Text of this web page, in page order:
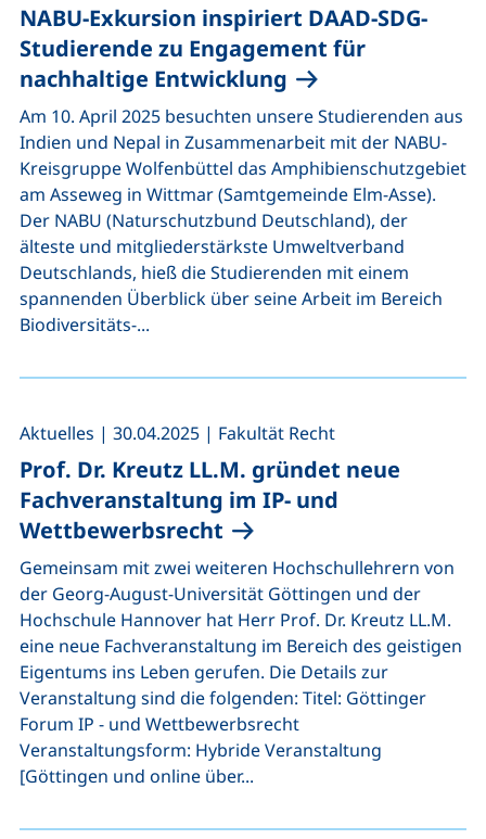
NABU-Exkursion inspiriert DAAD-SDG-
Studierende zu Engagement für
nachhaltige Entwicklung
Am 10. April 2025 besuchten unsere Studierenden aus
Indien und Nepal in Zusammenarbeit mit der NABU-
Kreisgruppe Wolfenbüttel das Amphibienschutzgebiet
am Asseweg in Wittmar (Samtgemeinde Elm-Asse).
Der NABU (Naturschutzbund Deutschland), der
älteste und mitgliederstärkste Umweltverband
Deutschlands, hieß die Studierenden mit einem
spannenden Überblick über seine Arbeit im Bereich
Biodiversitäts-...
Prof. Dr. Kreutz LL.M. gründet neue
Fachveranstaltung im IP- und
Wettbewerbsrecht
Aktuelles | 30.04.2025 | Fakultät Recht
Gemeinsam mit zwei weiteren Hochschullehrern von
der Georg-August-Universität Göttingen und der
Hochschule Hannover hat Herr Prof. Dr. Kreutz LL.M.
eine neue Fachveranstaltung im Bereich des geistigen
Eigentums ins Leben gerufen. Die Details zur
Veranstaltung sind die folgenden: Titel: Göttinger
Forum IP - und Wettbewerbsrecht
Veranstaltungsform: Hybride Veranstaltung
[Göttingen und online über...